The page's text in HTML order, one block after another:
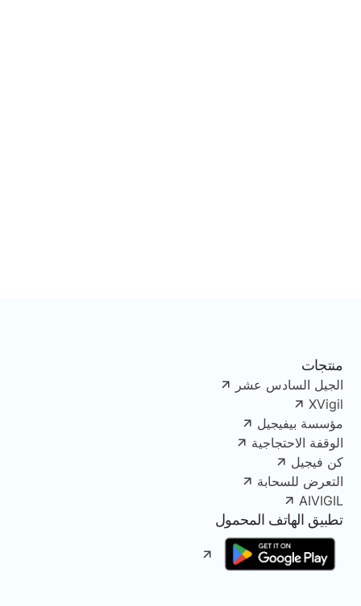
منتجات
الجيل السادس عشر
XVigil
مؤسسة بيفيجيل
الوقفة الاحتجاجية
كن فيجيل
التعرض للسحابة
AIVIGIL
تطبيق الهاتف المحمول